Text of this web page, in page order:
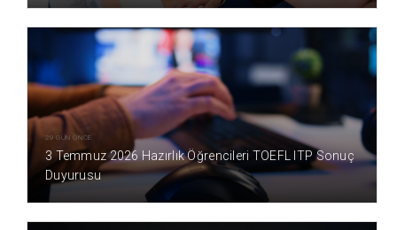
29 GÜN ÖNCE
3 Temmuz 2026 Hazırlık Öğrencileri TOEFL ITP Sonuç
Duyurusu